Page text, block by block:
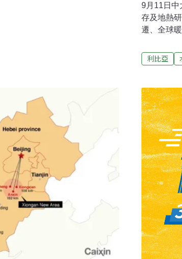
襯映下，宛若身處科幻電影。
色，它的面積是希臘帕德嫩神
需解決之道，但地面土地取得
9月11日中
存及地熱
遷、全球
議題上具
銷 陳吉仲
下，今（
6家屠宰場
台訪廠，
除名後首
央社報導）
利比亞